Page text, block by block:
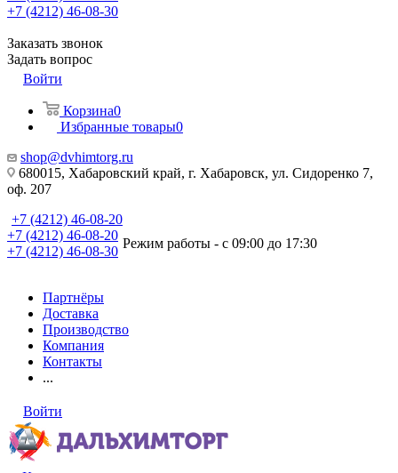
+7 (4212) 46-08-30
Заказать звонок
Задать вопрос
Войти
Корзина0
Избранные товары0
shop@dvhimtorg.ru
680015, Хабаровский край, г. Хабаровск, ул. Сидоренко 7,
оф. 207
+7 (4212) 46-08-20
+7 (4212) 46-08-20
+7 (4212) 46-08-30
Режим работы - с 09:00 до 17:30
Партнёры
Доставка
Производство
Компания
Контакты
...
Войти